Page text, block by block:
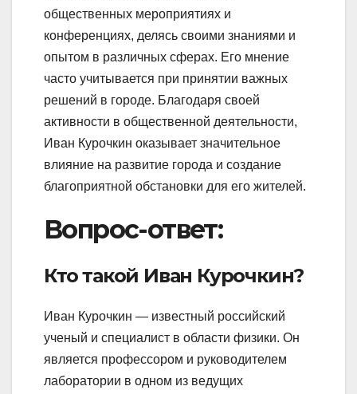
общественных мероприятиях и
конференциях, делясь своими знаниями и
опытом в различных сферах. Его мнение
часто учитывается при принятии важных
решений в городе. Благодаря своей
активности в общественной деятельности,
Иван Курочкин оказывает значительное
влияние на развитие города и создание
благоприятной обстановки для его жителей.
Вопрос-ответ:
Кто такой Иван Курочкин?
Иван Курочкин — известный российский
ученый и специалист в области физики. Он
является профессором и руководителем
лаборатории в одном из ведущих